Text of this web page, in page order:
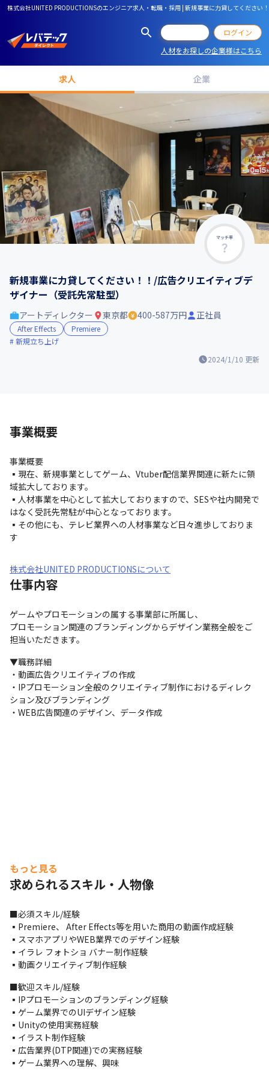
株式会社UNITED PRODUCTIONSのエンジニア求人・転職・採用 | 新規事業に力貸してくださ
ログイン
人材をお探しの企業様はこちら
求人 企業
マッチ率
新規事業に力貸してください！！/広告クリエイティブデ
ザイナー（受託先常駐型）
2024/1/10 更新
アートディレクター 東京都 400-587万円 正社員
After Effects
Premiere
新規立ち上げ
事業概要
事業概要
▪️現在、新規事業としてゲーム、Vtuber配信業界関連に新たに領
域拡大しております。
▪️人材事業を中心として拡大しておりますので、SESや社内開発で
はなく受託先常駐が中心となっております。
▪️その他にも、テレビ業界への人材事業など日々進歩しておりま
す
株式会社UNITED PRODUCTIONSについて
仕事内容
ゲームやプロモーションの属する事業部に所属し、
プロモーション関連のブランディングからデザイン業務全般をご
担当いただきます。
▼職務詳細
・動画広告クリエイティブの作成
・IPプロモーション全般のクリエイティブ制作におけるディレク
ション及びブランディング
・WEB広告関連のデザイン、データ作成
もっと見る
求められるスキル・人物像
■必須スキル/経験
▪️Premiere、 After Effects等を用いた商用の動画作成経験
▪️スマホアプリやWEB業界でのデザイン経験
▪️イラレ フォトショ バナー制作経験
▪️動画クリエイティブ制作経験
■歓迎スキル/経験
▪️IPプロモーションのブランディング経験
▪️ゲーム業界でのUIデザイン経験
▪️Unityの使用実務経験
▪️イラスト制作経験
▪️広告業界(DTP関連)での実務経験
▪️ゲーム業界への理解、興味